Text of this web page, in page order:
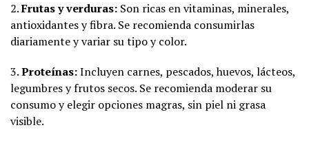
2.Frutas y verduras: Son ricas en vitaminas, minerales,
antioxidantes y fibra. Se recomienda consumirlas
diariamente y variar su tipo y color.
3.Proteínas:Incluyen carnes, pescados, huevos, lácteos,
legumbres y frutos secos. Se recomienda moderar su
consumo y elegir opciones magras, sin piel ni grasa
visible.